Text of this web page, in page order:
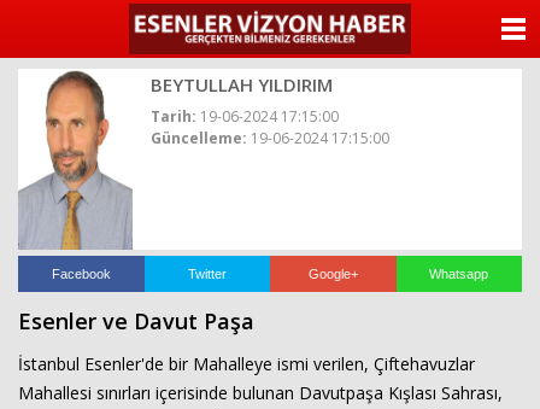
BEYTULLAH YILDIRIM
Tarih: 19-06-2024 17:15:00
Güncelleme: 19-06-2024 17:15:00
Facebook Twitter Google+ Whatsapp
Esenler ve Davut Paşa
İstanbul Esenler'de bir Mahalleye ismi verilen, Çiftehavuzlar
Mahallesi sınırları içerisinde bulunan Davutpaşa Kışlası Sahrası,
ANASAYFA
YAZARLAR